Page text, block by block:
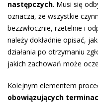
następczych. Musi się
oznacza, że wszystkie
bezzwłocznie, rzetelnie i
należy dokładnie opisać,
działania po otrzymaniu
jakich zachowań może
Kolejnym elementem
obowiązujących